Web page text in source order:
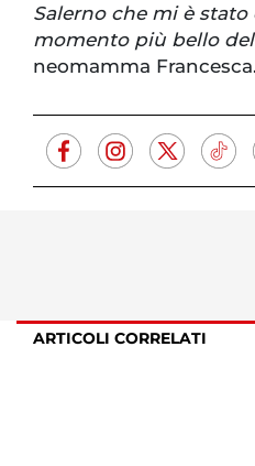
Salerno che mi è
momento più bello
neomamma Francesca.
ARTICOLI CORRELATI